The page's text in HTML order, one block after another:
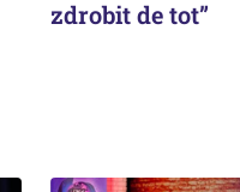
zdrobit de tot”